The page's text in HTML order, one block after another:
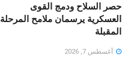
حصر السلاح ودمج القوى
العسكرية يرسمان ملامح المرحلة
المقبلة
أغسطس 7, 2026